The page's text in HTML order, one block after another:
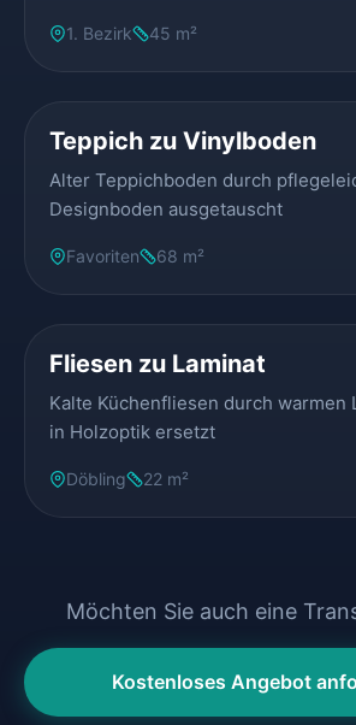
1. Bezirk 45 m²
Teppich zu Vinylboden
Alter Teppichboden durch
Designboden ausgetauscht
Favoriten 68 m²
Fliesen zu Laminat
Kalte Küchenfliesen durch warmen
in Holzoptik ersetzt
Döbling 22 m²
Möchten Sie auch eine
Kostenloses Angebot